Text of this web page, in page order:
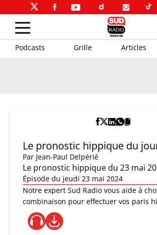
Podcasts Grille Articles
Le pronostic hippique du
Par Jean-Paul Delpérié
Le pronostic hippique du 23 mai
Épisode du jeudi 23 mai 2024
Notre expert Sud Radio vous aide à
combinaison pour effectuer vos paris